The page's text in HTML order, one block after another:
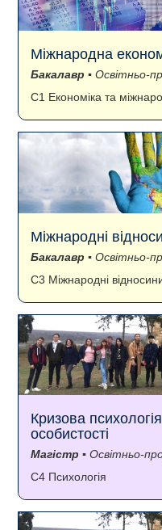
Міжнародна
Бакалавр ▪ Освітньо-
C1 Економіка та
Міжнародні
Бакалавр ▪ Освітньо-
C3 Міжнародні
Кризова
особистості
Магістр ▪ Освітньо-
C4 Психологія